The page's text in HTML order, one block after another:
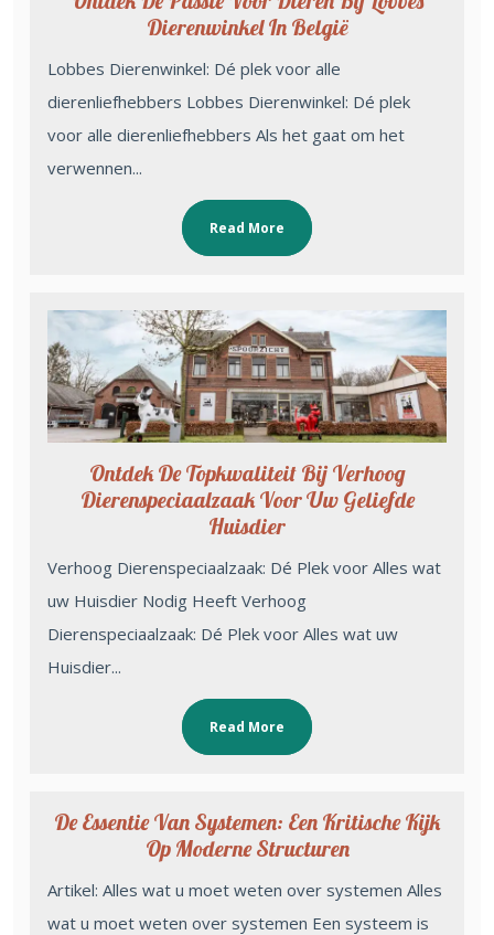
Dierenwinkel In België
Lobbes Dierenwinkel: Dé plek voor alle
dierenliefhebbers Lobbes Dierenwinkel: Dé plek
voor alle dierenliefhebbers Als het gaat om het
verwennen...
Read More
Ontdek De Topkwaliteit Bij Verhoog
Dierenspeciaalzaak Voor Uw Geliefde
Huisdier
Verhoog Dierenspeciaalzaak: Dé Plek voor Alles wat
uw Huisdier Nodig Heeft Verhoog
Dierenspeciaalzaak: Dé Plek voor Alles wat uw
Huisdier...
Read More
De Essentie Van Systemen: Een Kritische Kijk
Op Moderne Structuren
Artikel: Alles wat u moet weten over systemen Alles
wat u moet weten over systemen Een systeem is